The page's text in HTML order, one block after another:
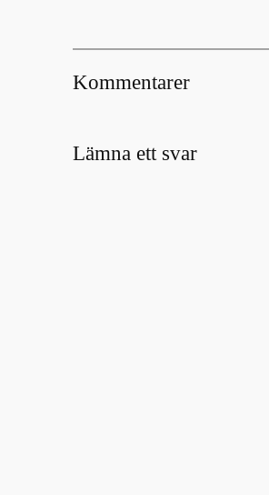
Kommentarer
Lämna ett svar